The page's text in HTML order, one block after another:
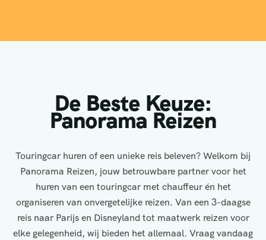
De Beste Keuze:
Panorama Reizen
Touringcar huren of een unieke reis beleven? Welkom bij
Panorama Reizen, jouw betrouwbare partner voor het
huren van een touringcar met chauffeur én het
organiseren van onvergetelijke reizen. Van een 3-daagse
reis naar Parijs en Disneyland tot maatwerk reizen voor
elke gelegenheid, wij bieden het allemaal. Vraag vandaag